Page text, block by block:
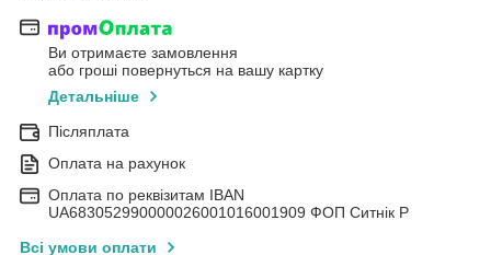
Ви отримаєте замовлення
або гроші повернуться на вашу картку
Детальніше
Післяплата
Оплата на рахунок
Оплата по реквізитам IBAN
UА683052990000026001016001909 ФОП Ситнік Р
Всі умови оплати